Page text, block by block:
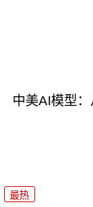
中美AI模型
最热